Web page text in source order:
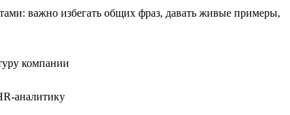
важно избегать общих фраз, давать живые примеры,
компании
аналитику